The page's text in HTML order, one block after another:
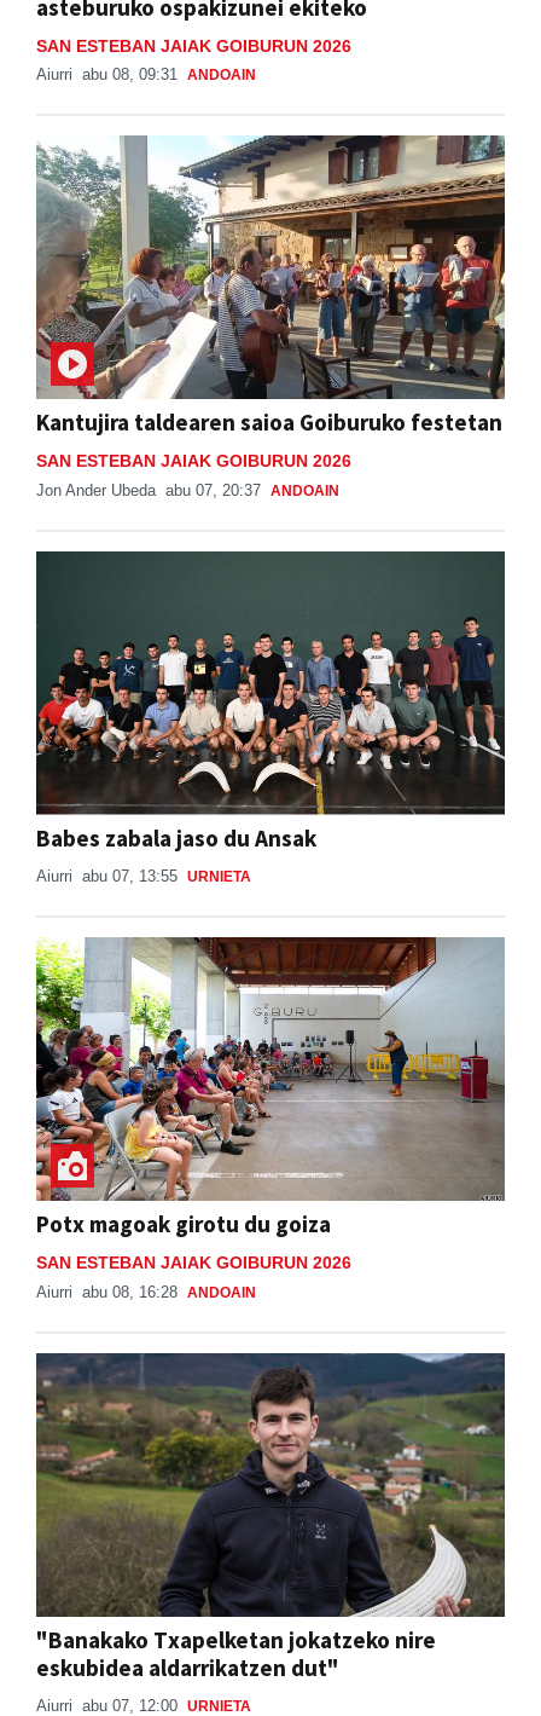
asteburuko ospakizunei ekiteko
SAN ESTEBAN JAIAK GOIBURUN 2026
Aiurri abu 08, 09:31 ANDOAIN
Kantujira taldearen saioa Goiburuko festetan
SAN ESTEBAN JAIAK GOIBURUN 2026
Jon Ander Ubeda abu 07, 20:37 ANDOAIN
Babes zabala jaso du Ansak
Aiurri abu 07, 13:55 URNIETA
Potx magoak girotu du goiza
SAN ESTEBAN JAIAK GOIBURUN 2026
Aiurri abu 08, 16:28 ANDOAIN
"Banakako Txapelketan jokatzeko nire
eskubidea aldarrikatzen dut"
Aiurri abu 07, 12:00 URNIETA